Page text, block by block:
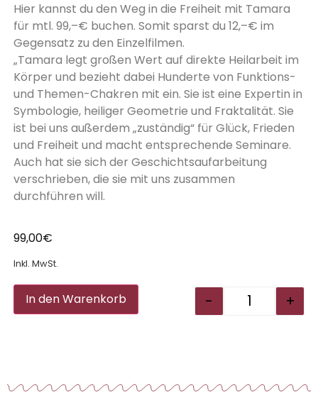
Hier kannst du den Weg in die Freiheit mit Tamara
für mtl. 99,–€ buchen. Somit sparst du 12,–€ im
Gegensatz zu den Einzelfilmen.
„Tamara legt großen Wert auf direkte Heilarbeit im
Körper und bezieht dabei Hunderte von Funktions-
und Themen-Chakren mit ein. Sie ist eine Expertin in
Symbologie, heiliger Geometrie und Fraktalität. Sie
ist bei uns außerdem „zuständig“ für Glück, Frieden
und Freiheit und macht entsprechende Seminare.
Auch hat sie sich der Geschichtsaufarbeitung
verschrieben, die sie mit uns zusammen
durchführen will.
99,00€
Inkl. MwSt.
- +
In den Warenkorb Alternative: